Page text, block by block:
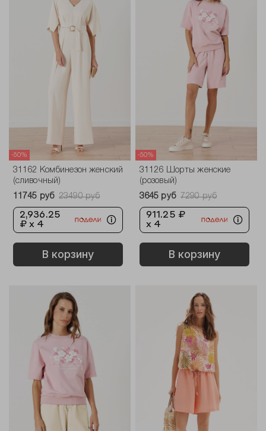
-50%
31162 Комбинезон женский
(сливочный)
11745 руб
23490 руб
2,936.25
₽ x 4
В корзину
-50%
31126 Шорты женские
(розовый)
3645 руб
7290 руб
911.25 ₽
x 4
В корзину